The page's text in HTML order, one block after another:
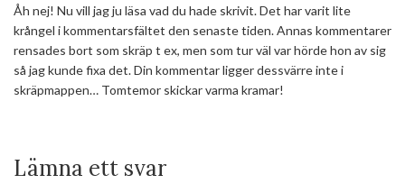
Åh nej! Nu vill jag ju läsa vad du hade skrivit. Det har varit lite
krångel i kommentarsfältet den senaste tiden. Annas kommentarer
rensades bort som skräp t ex, men som tur väl var hörde hon av sig
så jag kunde fixa det. Din kommentar ligger dessvärre inte i
skräpmappen… Tomtemor skickar varma kramar!
Lämna ett svar